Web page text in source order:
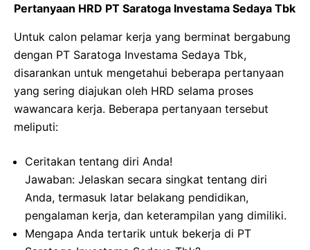
Pertanyaan HRD PT Saratoga Investama Sedaya Tbk
Untuk calon pelamar kerja yang berminat bergabung
dengan PT Saratoga Investama Sedaya Tbk,
disarankan untuk mengetahui beberapa pertanyaan
yang sering diajukan oleh HRD selama proses
wawancara kerja. Beberapa pertanyaan tersebut
meliputi:
Ceritakan tentang diri Anda!
Jawaban: Jelaskan secara singkat tentang diri
Anda, termasuk latar belakang pendidikan,
pengalaman kerja, dan keterampilan yang dimiliki.
Mengapa Anda tertarik untuk bekerja di PT